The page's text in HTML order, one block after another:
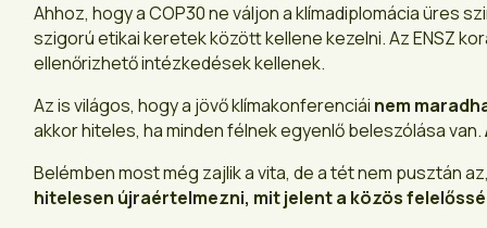
Ahhoz, hogy a COP30 ne váljon a klímadiplomácia üres
szigorú etikai keretek között kellene kezelni. Az ENSZ
ellenőrizhető intézkedések kellenek.
Az is világos, hogy a jövő klímakonferenciái nem
akkor hiteles, ha minden félnek egyenlő beleszólása van.
Belémben most még zajlik a vita, de a tét nem pusztán
hitelesen újraértelmezni, mit jelent a közös